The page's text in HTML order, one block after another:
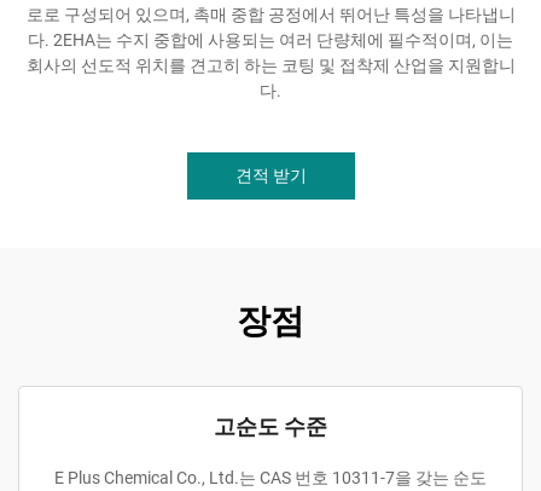
로로 구성되어 있으며, 촉매 중합 공정에서 뛰어난 특성을 나타냅니
다. 2EHA는 수지 중합에 사용되는 여러 단량체에 필수적이며, 이는
회사의 선도적 위치를 견고히 하는 코팅 및 접착제 산업을 지원합니
다.
견적 받기
장점
고순도 수준
E Plus Chemical Co., Ltd.는 CAS 번호 10311-7을 갖는 순도